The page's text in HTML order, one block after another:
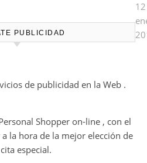
PUBLICIDAD
de publicidad en la Web .
Shopper on-line , con el
la hora de la mejor elección de
especial.
12